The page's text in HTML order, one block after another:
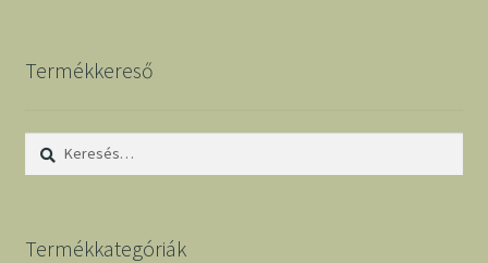
Termékkereső
Keresés:
Termékkategóriák